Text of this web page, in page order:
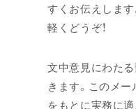
すくお伝えしま
軽くどうぞ！
文中意見にわた
きます。このメ
をもとに実務に